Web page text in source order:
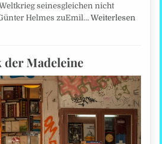
seinesgleichen nicht
Helmes zuEmil…Weiterlesen
der Madeleine